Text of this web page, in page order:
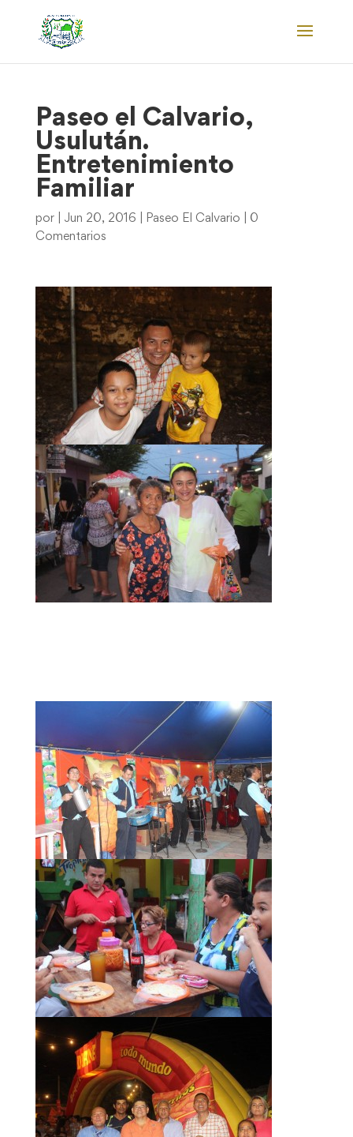
Paseo el Calvario,
Usulután.
Entretenimiento
Familiar
por Jun 20, 2016 Paseo El Calvario
0
Comentarios